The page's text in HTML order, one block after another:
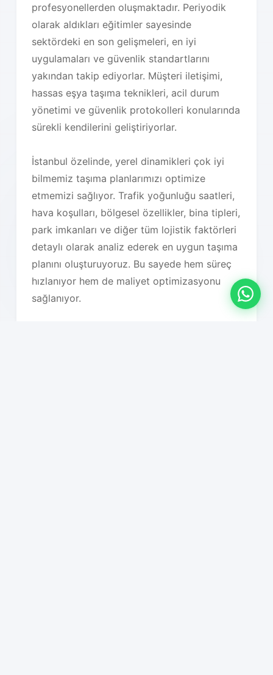
profesyonellerden oluşmaktadır. Periyodik
olarak aldıkları eğitimler sayesinde
sektördeki en son gelişmeleri, en iyi
uygulamaları ve güvenlik standartlarını
yakından takip ediyorlar. Müşteri iletişimi,
hassas eşya taşıma teknikleri, acil durum
yönetimi ve güvenlik protokolleri konularında
sürekli kendilerini geliştiriyorlar.
İstanbul özelinde, yerel dinamikleri çok iyi
bilmemiz taşıma planlarımızı optimize
etmemizi sağlıyor. Trafik yoğunluğu saatleri,
hava koşulları, bölgesel özellikler, bina tipleri,
park imkanları ve diğer tüm lojistik faktörleri
detaylı olarak analiz ederek en uygun taşıma
planını oluşturuyoruz. Bu sayede hem süreç
hızlanıyor hem de maliyet optimizasyonu
sağlanıyor.